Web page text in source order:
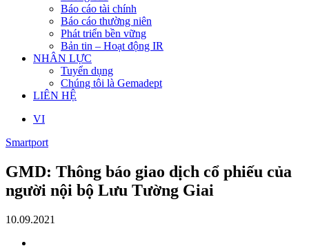
Báo cáo tài chính
Báo cáo thường niên
Phát triển bền vững
Bản tin – Hoạt động IR
NHÂN LỰC
Tuyển dụng
Chúng tôi là Gemadept
LIÊN HỆ
VI
Smartport
GMD: Thông báo giao dịch cổ phiếu của
người nội bộ Lưu Tường Giai
10.09.2021